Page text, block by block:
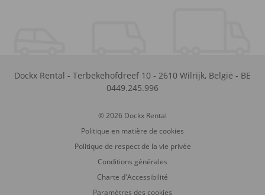
Dockx Rental - Terbekehofdreef 10 - 2610 Wilrijk, België - BE
0449.245.996
© 2026 Dockx Rental
Politique en matière de cookies
Politique de respect de la vie privée
Conditions générales
Charte d'Accessibilité
Paramètres des cookies